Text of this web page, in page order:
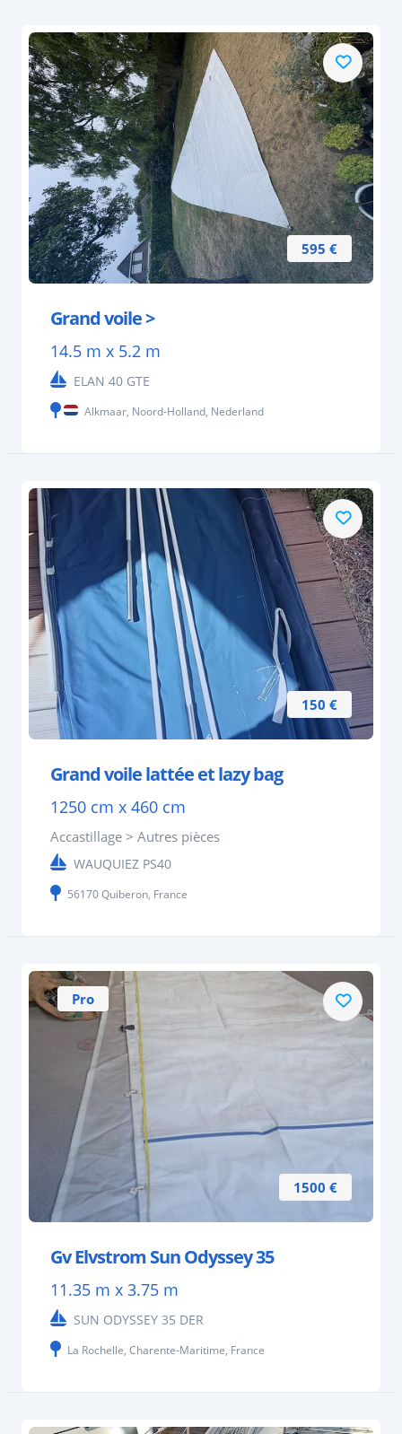
595 €
Grand voile >
14.5 m x 5.2 m
ELAN 40 GTE
Alkmaar, Noord-Holland, Nederland
150 €
Grand voile lattée et lazy bag
1250 cm x 460 cm
Accastillage > Autres pièces
WAUQUIEZ PS40
56170 Quiberon, France
1500 €
Pro
Gv Elvstrom Sun Odyssey 35
11.35 m x 3.75 m
SUN ODYSSEY 35 DER
La Rochelle, Charente-Maritime, France